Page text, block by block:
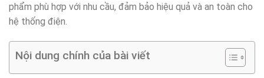
phẩm phù hợp với nhu cầu, đảm bảo hiệu quả và an toàn cho
hệ thống điện.
Nội dung chính của bài viết